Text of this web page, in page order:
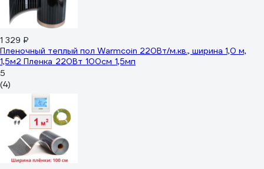
1 329 ₽
Пленочный теплый пол Warmcoin 220Вт/м.кв., ширина 1,0 м,
1,5м2 Пленка_220Вт_100см_1,5мп
5
(4)